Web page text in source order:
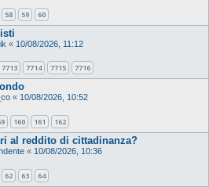
58 59 60
« 10/08/2026, 11:12
7713 7714 7715 7716
« 10/08/2026, 10:52
160 161 162
al reddito di cittadinanza?
« 10/08/2026, 10:36
62 63 64